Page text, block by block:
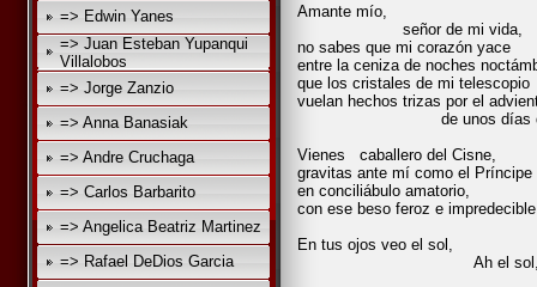
=> Edwin Yanes
=> Juan Esteban Yupanqui
Villalobos
=> Jorge Zanzio
=> Anna Banasiak
=> Andre Cruchaga
=> Carlos Barbarito
=> Angelica Beatriz Martinez
=> Rafael DeDios Garcia
Amante mío,
señor de mi vida,
no sabes que mi corazón yace
entre la ceniza de noches
que los cristales de mi telescopio
vuelan hechos trizas por el
de unos días que
Vienes caballero del Cisne,
gravitas ante mí como el
en conciliábulo amatorio,
con ese beso feroz e
En tus ojos veo el sol,
Ah el